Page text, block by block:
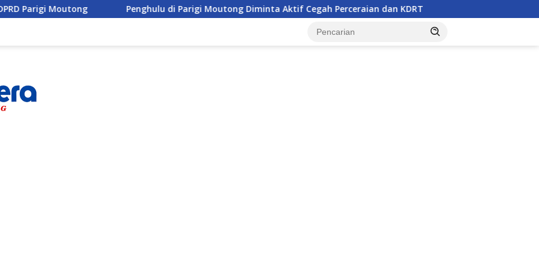
Penghulu di Parigi Moutong Diminta Aktif Cegah Perceraian dan KDRT Remaja Belasan Tahun di Banggai